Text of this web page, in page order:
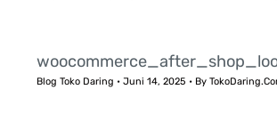
Blog Toko Daring •Juni 14, 2025 • By